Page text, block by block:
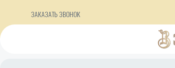
ЗАКАЗАТЬ ЗВОНОК